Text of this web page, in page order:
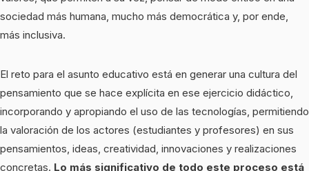
sociedad más humana, mucho más democrática y, por ende,
más inclusiva.
El reto para el asunto educativo está en generar una cultura del
pensamiento que se hace explícita en ese ejercicio didáctico,
incorporando y apropiando el uso de las tecnologías, permitiendo
la valoración de los actores (estudiantes y profesores) en sus
pensamientos, ideas, creatividad, innovaciones y realizaciones
concretas. Lo más significativo de todo este proceso está